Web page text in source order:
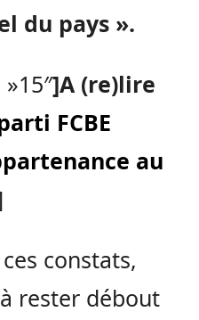
du pays ».
]A (re)lire
FCBE
au
constats,
rester débout